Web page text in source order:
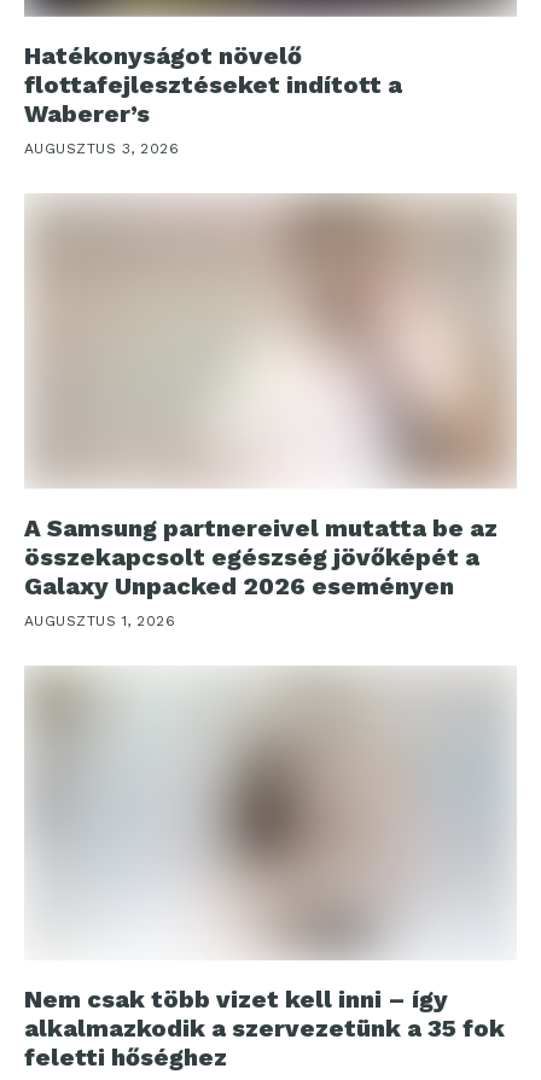
Hatékonyságot növelő
flottafejlesztéseket indított a
Waberer’s
AUGUSZTUS 3, 2026
A Samsung partnereivel mutatta be az
összekapcsolt egészség jövőképét a
Galaxy Unpacked 2026 eseményen
AUGUSZTUS 1, 2026
Nem csak több vizet kell inni – így
alkalmazkodik a szervezetünk a 35 fok
feletti hőséghez